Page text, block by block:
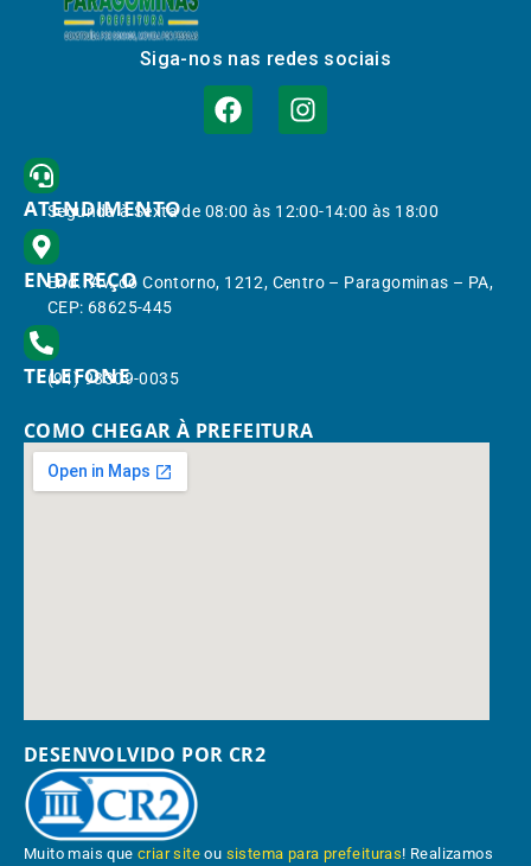
Siga-nos nas redes sociais
ATENDIMENTO
Segunda à Sexta de 08:00 às 12:00-14:00 às 18:00
ENDEREÇO
End.: Av. do Contorno, 1212, Centro – Paragominas – PA,
CEP: 68625-445
TELEFONE
(91) 98309-0035
COMO CHEGAR À PREFEITURA
DESENVOLVIDO POR CR2
Muito mais quecriar site ou sistema para prefeituras! Realizamos